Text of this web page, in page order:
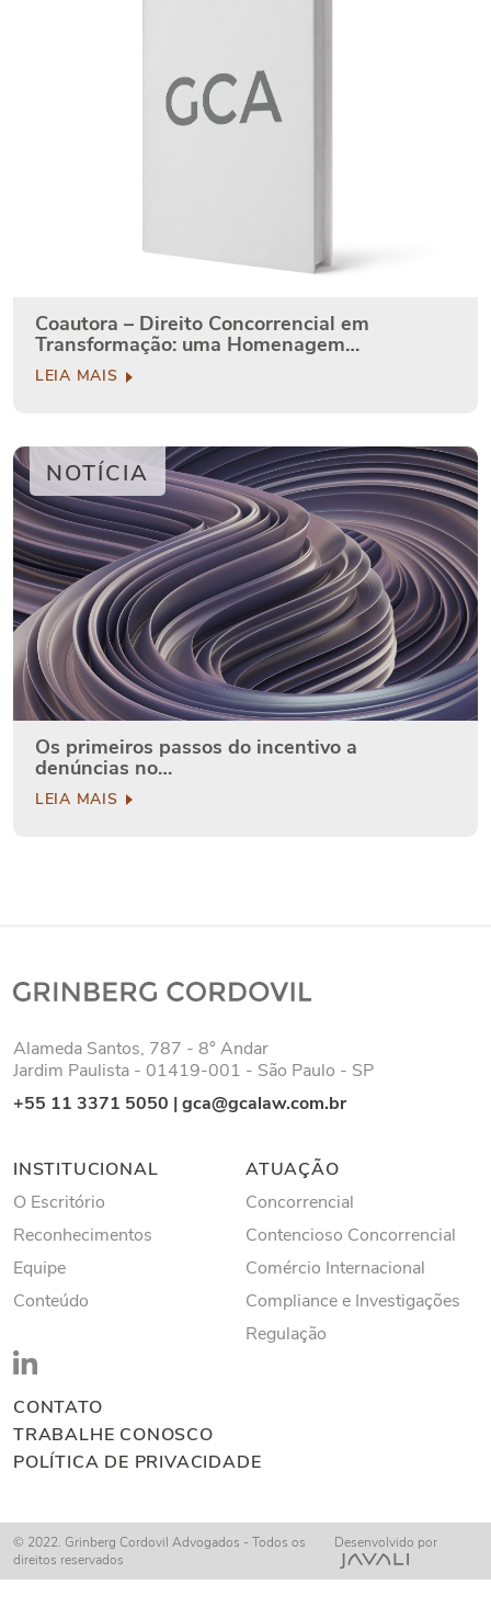
Coautora – Direito Concorrencial em
Transformação: uma Homenagem…
LEIA MAIS
NOTÍCIA
Os primeiros passos do incentivo a
denúncias no…
LEIA MAIS
Alameda Santos, 787 - 8° Andar
Jardim Paulista - 01419-001 - São Paulo - SP
+55 11 3371 5050 |gca@gcalaw.com.br
INSTITUCIONAL
O Escritório
Reconhecimentos
Equipe
Conteúdo
ATUAÇÃO
Concorrencial
Contencioso Concorrencial
Comércio Internacional
Compliance e Investigações
Regulação
CONTATO
TRABALHE CONOSCO
POLÍTICA DE PRIVACIDADE
© 2022. Grinberg Cordovil Advogados - Todos os
direitos reservados
Desenvolvido por